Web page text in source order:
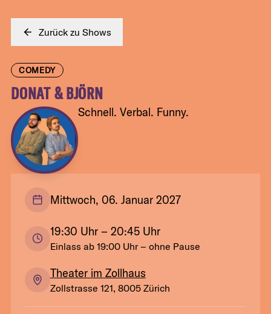
Zurück zu Shows
COMEDY
DONAT & BJÖRN
Schnell. Verbal. Funny.
Mittwoch, 06. Januar 2027
19:30 Uhr– 20:45 Uhr
Einlass ab 19:00Uhr– ohne Pause
Theater im Zollhaus
Zollstrasse 121, 8005 Zürich